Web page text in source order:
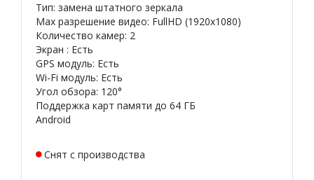
Тип: замена штатного зеркала
Max разрешение видео: FullHD (1920x1080)
Количество камер: 2
Экран : Есть
GPS модуль: Есть
Wi-Fi модуль: Есть
Угол обзора: 120°
Поддержка карт памяти до 64 ГБ
Android
Снят с производства